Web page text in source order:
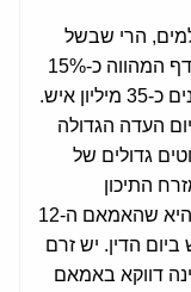
הרי שבשל
סיבות תיאולוגיות ופוליטיות הם מיעוט נרדף המהווה כ-15%
מסך אוכלוסיית מדינות ערב וכיום הם מונים כ-35 מיליון איש.
העדה הגדולה
כ-30%. יש מיעוטים גדולים של
התיכון
משתייכים לשיעה ה-12 אשר משמעותה היא שהאמאם ה-12
הדין. יש זרם
דווקא באמאם